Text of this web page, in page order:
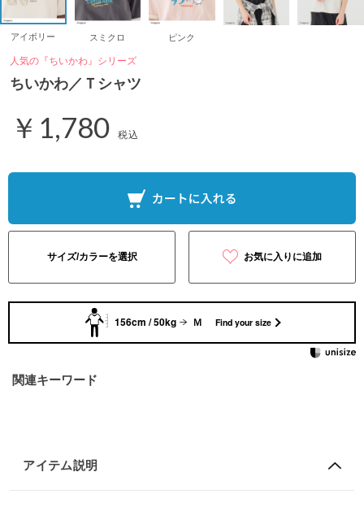
アイボリー スミクロ ピンク
人気の『ちいかわ』シリーズ
ちいかわ／Ｔシャツ
￥1,780 税込
サイズ/カラーを選択 お気に入りに追加
156cm / 50kg Ｍ Find your size
関連キーワード
アイテム説明